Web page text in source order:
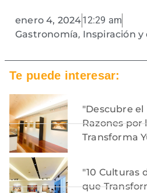
enero 4, 202412:29 am
Gastronomía, Inspiración y
Te puede interesar:
"Descubre
Razones por
Transforma
"10 Culturas
que